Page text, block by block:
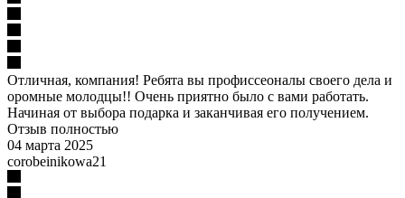
Отличная, компания! Ребята вы профиссеоналы своего дела и
оромные молодцы!! Очень приятно было с вами работать.
Начиная от выбора подарка и заканчивая его получением.
Отзыв полностью
04 марта 2025
corobeinikowa21